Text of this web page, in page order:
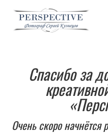
Спасибо за
Очень скоро начнётся